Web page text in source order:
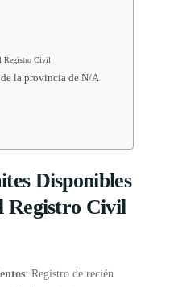
Registro Civil
la provincia de N/A
Disponibles
Registro Civil
: Registro de recién